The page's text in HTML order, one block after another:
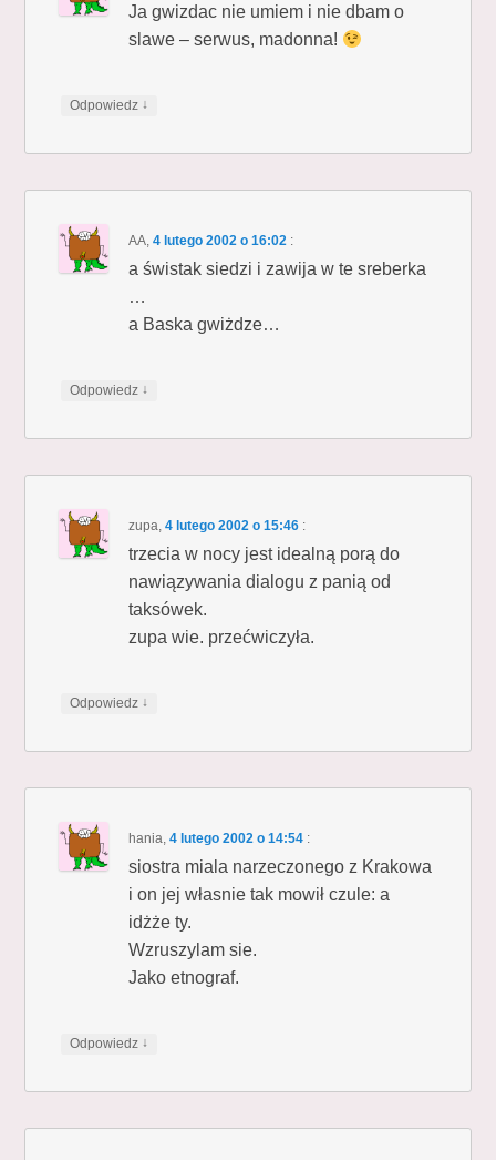
Ja gwizdac nie umiem i nie dbam o
slawe – serwus, madonna!
Odpowiedz ↓
AA,4 lutego 2002 o 16:02 :
a świstak siedzi i zawija w te sreberka
…
a Baska gwiżdze…
Odpowiedz ↓
zupa,4 lutego 2002 o 15:46 :
trzecia w nocy jest idealną porą do
nawiązywania dialogu z panią od
taksówek.
zupa wie. przećwiczyła.
Odpowiedz ↓
hania,4 lutego 2002 o 14:54 :
siostra miala narzeczonego z Krakowa
i on jej własnie tak mowił czule: a
idżże ty.
Wzruszylam sie.
Jako etnograf.
Odpowiedz ↓